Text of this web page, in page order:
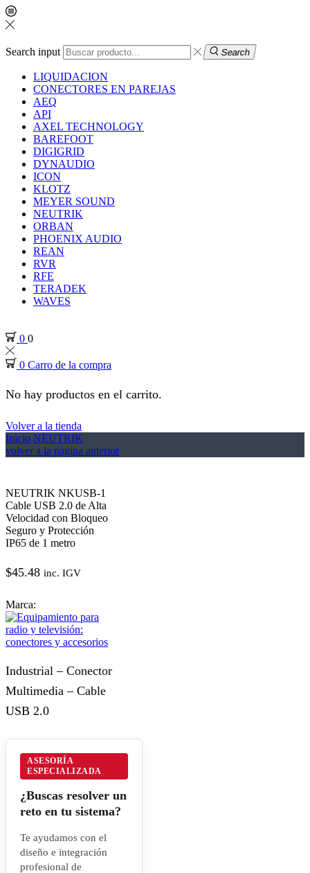
Search input Search
LIQUIDACION
CONECTORES EN PAREJAS
AEQ
API
AXEL TECHNOLOGY
BAREFOOT
DIGIGRID
DYNAUDIO
ICON
KLOTZ
MEYER SOUND
NEUTRIK
ORBAN
PHOENIX AUDIO
REAN
RVR
RFE
TERADEK
WAVES
0 0
0 Carro de la compra
No hay productos en el carrito.
Volver a la tienda
Inicio NEUTRIK
volver a la pagina anterior
NEUTRIK NKUSB-1
Cable USB 2.0 de Alta
Velocidad con Bloqueo
Seguro y Protección
IP65 de 1 metro
$45.48 inc. IGV
Marca:
Industrial – Conector
Multimedia – Cable
USB 2.0
ASESORÍA
ESPECIALIZADA
¿Buscas resolver un
reto en tu sistema?
Te ayudamos con el
diseño e integración
profesional de